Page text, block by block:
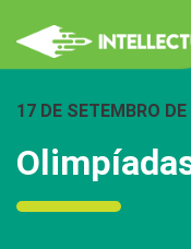
17 DE SETEMBRO